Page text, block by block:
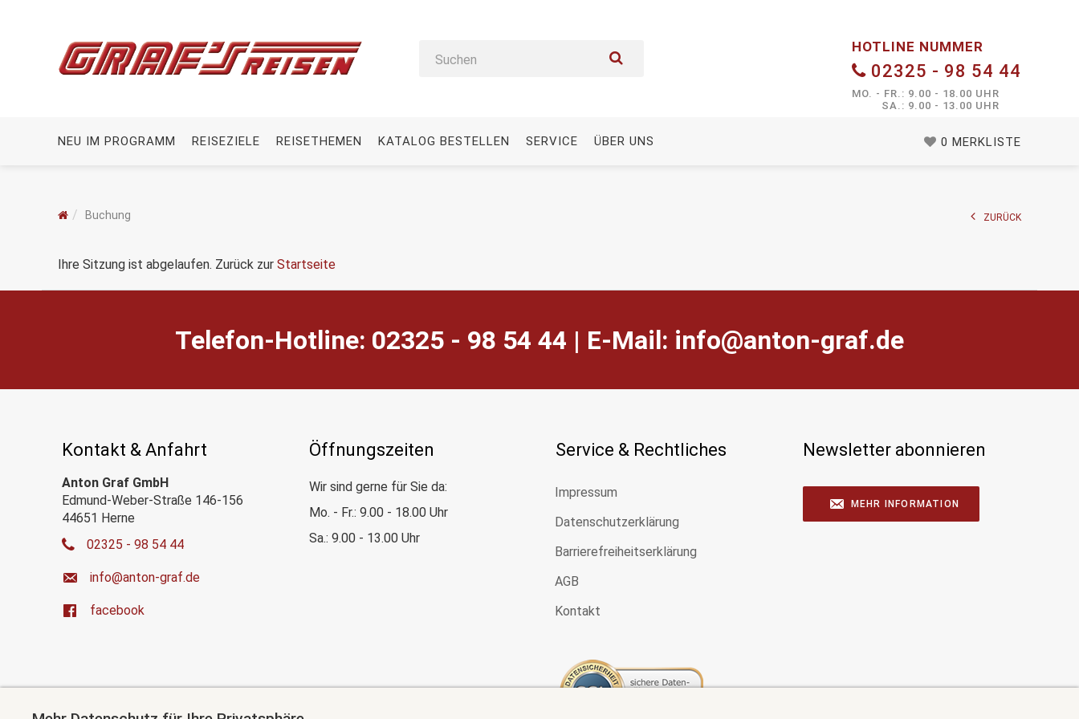
0 MERKLISTE
HOTLINE NUMMER
02325 - 98 54 44
MO. - FR.: 9.00 - 18.00 UHR
SA.: 9.00 - 13.00 UHR
NEU IM PROGRAMM REISEZIELE REISETHEMEN KATALOG BESTELLEN SERVICE ÜBER UNS
Buchung ZURÜCK
Ihre Sitzung ist abgelaufen. Zurück zur Startseite
Telefon-Hotline: 02325 - 98 54 44 | E-Mail: ed.farg-notna@ofni
Kontakt & Anfahrt
Anton Graf GmbH
Edmund-Weber-Straße 146-156
44651 Herne
02325 - 98 54 44
ed.farg-notna@ofni
facebook
Öffnungszeiten
Wir sind gerne für Sie da:
Mo. - Fr.: 9.00 - 18.00 Uhr
Sa.: 9.00 - 13.00 Uhr
Service & Rechtliches
Impressum
Datenschutzerklärung
Barrierefreiheitserklärung
AGB
Kontakt
Newsletter abonnieren
MEHR INFORMATION